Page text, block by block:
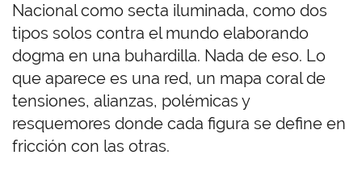
Nacional como secta iluminada, como dos
tipos solos contra el mundo elaborando
dogma en una buhardilla. Nada de eso. Lo
que aparece es una red, un mapa coral de
tensiones, alianzas, polémicas y
resquemores donde cada figura se define en
fricción con las otras.